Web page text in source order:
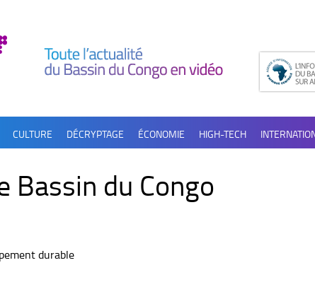
CULTURE DÉCRYPTAGE ÉCONOMIE HIGH-TECH
Bassin du Congo
durable